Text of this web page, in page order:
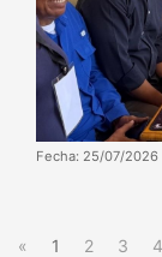
Fecha: 25/07/2026
« 1 2 3 4